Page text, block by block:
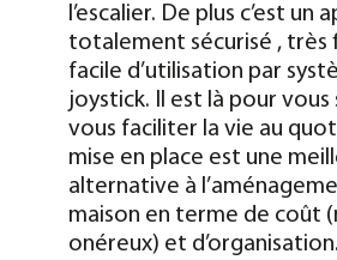
l’escalier. De plus c’est un
totalement sécurisé , très
facile d’utilisation par
joystick. Il est là pour
vous faciliter la vie au
mise en place est une
alternative à
maison en terme de coût
onéreux) et